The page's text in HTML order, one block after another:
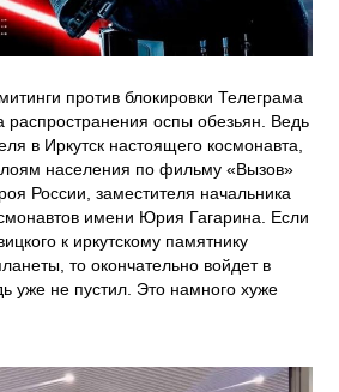
против блокировки Телеграма
распространения оспы обезьян. Ведь
в Иркутск настоящего космонавта,
населения по фильму «Вызов»
России, заместителя начальника
имени Юрия Гагарина. Если
к иркутскому памятнику
то окончательно войдет в
уже не пустил. Это намного хуже